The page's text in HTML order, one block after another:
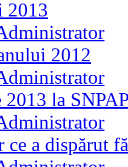
2013
2012
la
ce a dispărut